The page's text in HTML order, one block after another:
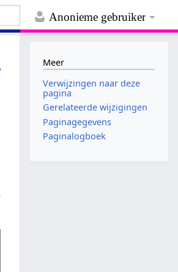
Anonieme gebruiker
Meer
Verwijzingen naar deze
pagina
Gerelateerde wijzigingen
Paginagegevens
Paginalogboek